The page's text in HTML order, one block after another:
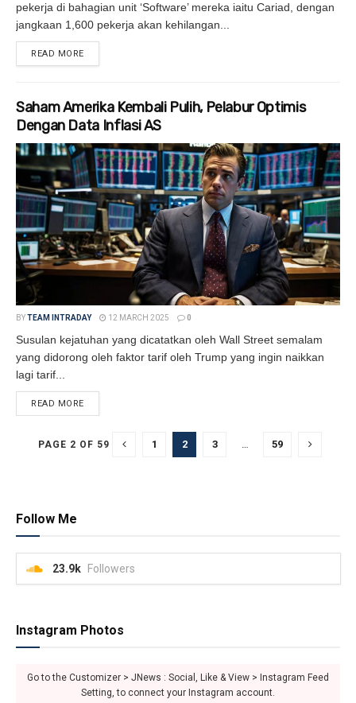
pekerja di bahagian unit ‘Software’ mereka iaitu Cariad, dengan
jangkaan 1,600 pekerja akan kehilangan...
READ MORE
Saham Amerika Kembali Pulih, Pelabur Optimis
Dengan Data Inflasi AS
BYTEAM INTRADAY 12 MARCH 2025 0
Susulan kejatuhan yang dicatatkan oleh Wall Street semalam
yang didorong oleh faktor tarif oleh Trump yang ingin naikkan
lagi tarif...
READ MORE
PAGE 2 OF 59 1 2 3 … 59
Follow Me
23.9k Followers
Instagram Photos
Go to the Customizer > JNews : Social, Like & View > Instagram Feed
Setting, to connect your Instagram account.